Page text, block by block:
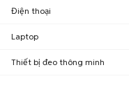
Điện thoại
Laptop
Thiết bị đeo thông minh